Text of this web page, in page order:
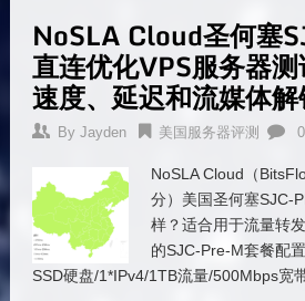
NoSLA Cloud圣何塞
直连优化VPS服务器
速度、延迟和流媒体
By Jayden 美国服务器评测
NoSLA Cloud（
分）美国圣何塞SJC-
样？适合用于流量转
的SJC-Pre-M套餐配
SSD硬盘/1*IPv4/1TB流量/500Mbps宽